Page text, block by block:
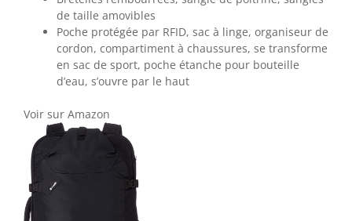
de taille amovibles
Poche protégée par RFID, sac à linge, organiseur de
cordon, compartiment à chaussures, se transforme
en sac de sport, poche étanche pour bouteille
d’eau, s’ouvre par le haut
Voir sur Amazon